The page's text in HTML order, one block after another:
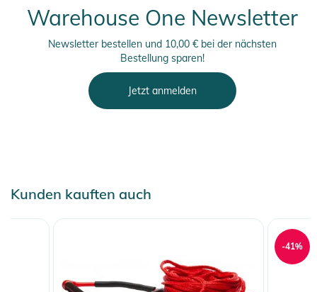
Warehouse One Newsletter
Newsletter bestellen und 10,00 € bei der nächsten
Bestellung sparen!
Jetzt anmelden
Kunden kauften auch
-41%